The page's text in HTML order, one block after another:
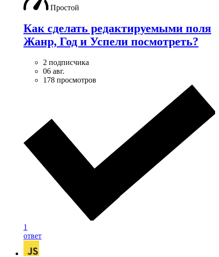
Простой
Как сделать редактируемыми поля
Жанр, Год и Успели посмотреть?
2 подписчика
06 авг.
178 просмотров
1
ответ